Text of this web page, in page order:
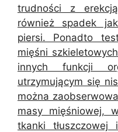
trudności z
również spadek
piersi. Ponadto
mięśni
innych funkcji
utrzymującym się
można
masy mięśniowej,
tkanki tłuszczowej